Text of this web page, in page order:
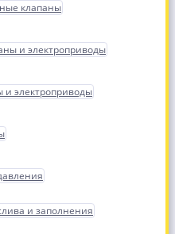
клапаны
и электроприводы
электроприводы
и заполнения